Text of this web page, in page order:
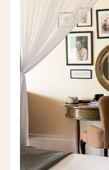
ライワサ・プライベー
Raiwasa Private Resort
ナヌク・リゾート
Nanuku Resort
ブータン・スピリット
Bhutan Spirit Sanctuary
マナミ・リゾート
Manami Resort
ガンテロッジ
Gangtey Lodge